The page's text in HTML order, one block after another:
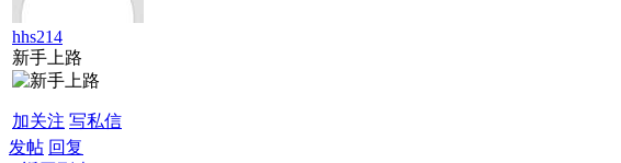
hhs214
新手上路
加关注 写私信
发帖 回复